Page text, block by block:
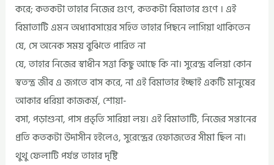
করে; কতকটা তাহার নিজের গুণে, কতকটা বিমাতার গুণে । এই
বিমাতাটি এমন অধ্যাবসায়ের সহিত তাহার পিছনে লাগিয়া থাকিতেন
যে, সে অনেক সময় বুঝিতে পারিত না
যে, তাহার নিজের স্বাধীন সত্তা কিছু আছে কি না। সুরেন্দ্র বলিয়া কোন
স্বতন্ত্র জীব এ জগতে বাস করে, না এই বিমাতার ইচ্ছাই একটি মানুষের
আকার ধরিয়া কাজকর্ম, শোয়া-
বসা, পড়াশুনা, পাস প্রভৃতি সারিয়া লয়। এই বিমাতাটি, নিজের সন্তানের
প্রতি কতকটা উদাসীন হইলেও, সুরেন্দ্রের হেফাজতের সীমা ছিল না।
থুথু ফেলাটি পর্যন্ত তাহার দৃষ্টি